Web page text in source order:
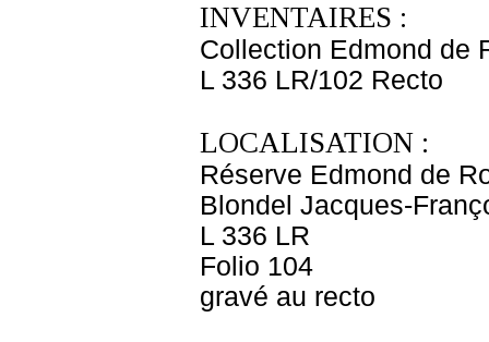
INVENTAIRES :
Collection Edmond de
L 336 LR/102 Recto
LOCALISATION :
Réserve Edmond de
Blondel Jacques-
L 336 LR
Folio 104
gravé au recto